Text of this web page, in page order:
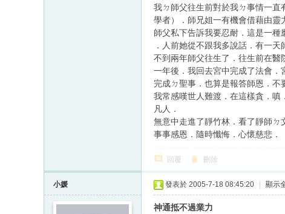
我ㄉ師父往生前對於我ㄉ事情一
學者）．師兄姐一有機會借藉由靈
師父私下告訴我要忍耐．這是一
．人前她從不跟我多說話．有一
不到兩年師父往生了．往生前在
一年後．我回去宮中完成了法會
完成ㄉ聖事．也算是報答師恩．
我常感嘆世人難渡．在這樣貪．
凡人．
無意中走進了靜竹林．看了靜師ㄉ
事事感恩．隨時懺悔．心懷慈
回覆 刪除
小媛 發表於 2005-7-18 08:45:20 顯示
神通抵不過業力